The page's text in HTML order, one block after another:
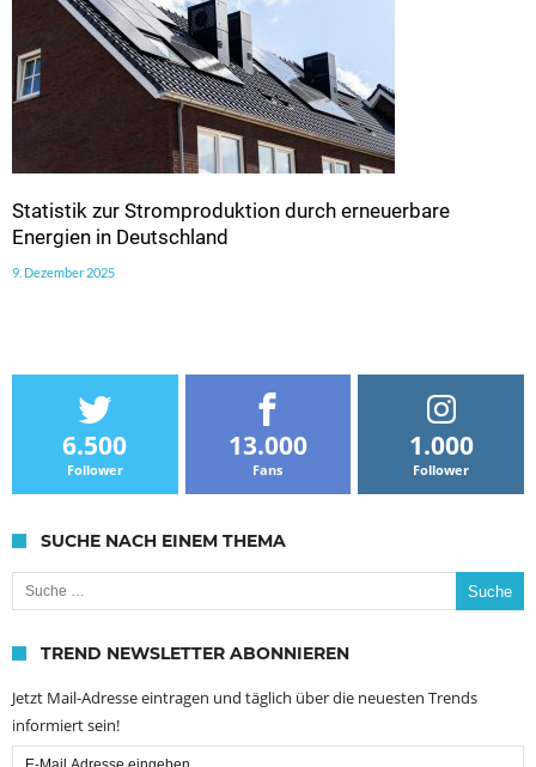
Statistik zur Stromproduktion durch erneuerbare
Energien in Deutschland
9. Dezember 2025
6.500
Follower
13.000
Fans
1.000
Follower
SUCHE NACH EINEM THEMA
Suche nach:
TREND NEWSLETTER ABONNIEREN
Jetzt Mail-Adresse eintragen und täglich über die neuesten Trends
informiert sein!
Email